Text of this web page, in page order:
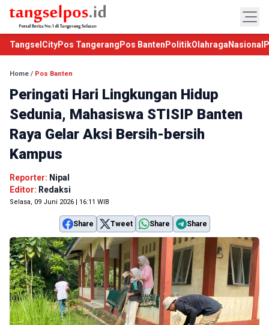
TangselCityPos Tangerang Pos Banten PolitikOlahraga Nasional
Home / Pos Banten
Peringati Hari Lingkungan Hidup
Sedunia, Mahasiswa STISIP Banten
Raya Gelar Aksi Bersih-bersih
Kampus
Reporter: Nipal
Editor: Redaksi
Selasa, 09 Juni 2026 | 16:11 WIB
Share Tweet Share Share